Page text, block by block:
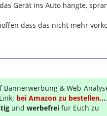
Gerät ins Auto hängte,
dass das nicht mehr
& Web-
bei Amazon zu bestellen....
und werbefrei für Euch zu